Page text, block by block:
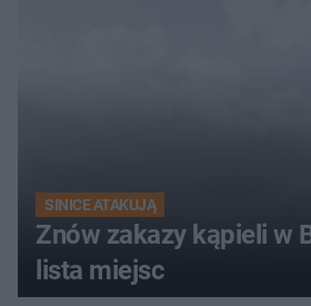
SINICE ATAKUJĄ
Znów zakazy kąpieli w
lista miejsc